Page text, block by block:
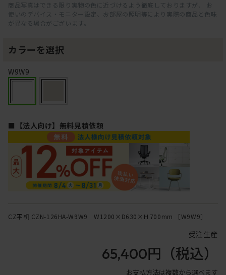
商品写真はできる限り実物の色に近づけるよう徹底しておりますが、 お
使いのデバイス・モニター設定、お部屋の照明等により実際の商品と色味
が異なる場合がございます。
カラーを選択
W9W9
■【法人向け】無料見積依頼
CZ平机 CZN-126HA-W9W9 W1200×D630×Ｈ700mm ［W9W9］
受注生産
65,400円 （税込）
お支払方法は複数から選べます